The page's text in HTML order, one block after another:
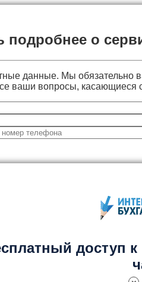
подробнее о
данные. Мы обязательно
ваши вопросы, касающиеся
доступ к